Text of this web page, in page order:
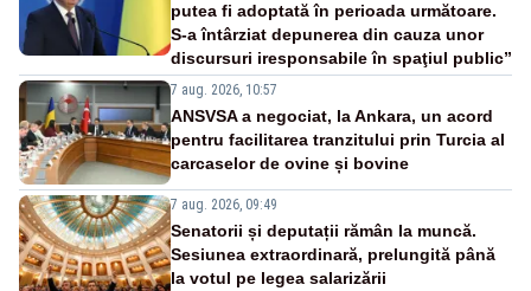
putea fi adoptată în perioada următoare.
S-a întârziat depunerea din cauza unor
discursuri iresponsabile în spaţiul public”
7 aug. 2026, 10:57
ANSVSA a negociat, la Ankara, un acord
pentru facilitarea tranzitului prin Turcia al
carcaselor de ovine și bovine
7 aug. 2026, 09:49
Senatorii și deputații rămân la muncă.
Sesiunea extraordinară, prelungită până
la votul pe legea salarizării